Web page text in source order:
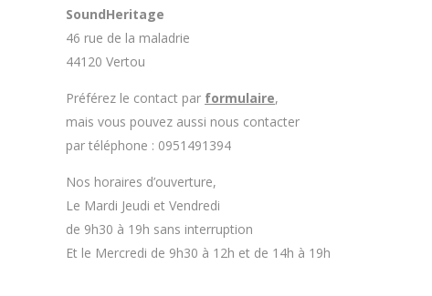
SoundHeritage
46 rue de la maladrie
44120 Vertou
Préférez le contact par formulaire,
mais vous pouvez aussi nous contacter
par téléphone : 0951491394
Nos horaires d’ouverture,
Le Mardi Jeudi et Vendredi
de 9h30 à 19h sans interruption
Et le Mercredi de 9h30 à 12h et de 14h à 19h